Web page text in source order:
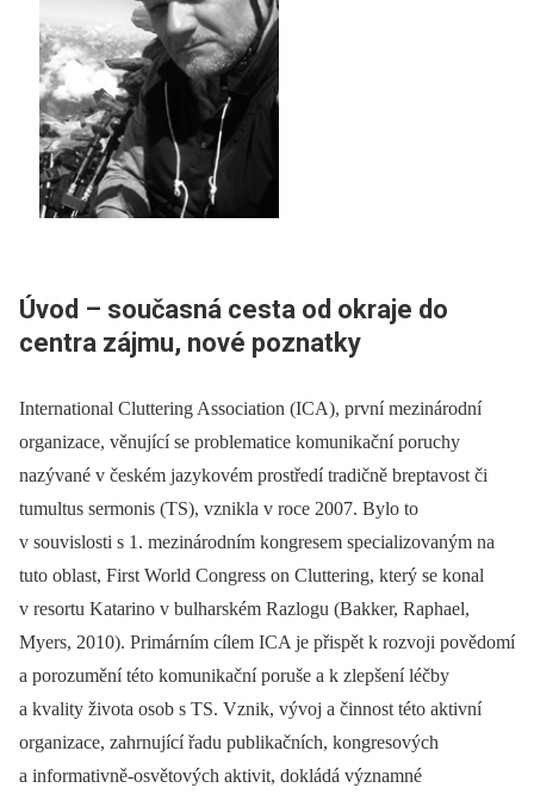
Úvod –⁠ současná cesta od okraje do
centra zájmu, nové poznatky
International Cluttering Association (ICA), první mezinárodní
organizace, věnující se problematice komunikační poruchy
nazývané v českém jazykovém prostředí tradičně breptavost či
tumultus sermonis (TS), vznikla v roce 2007. Bylo to
v souvislosti s 1. mezinárodním kongresem specializovaným na
tuto oblast, First World Congress on Cluttering, který se konal
v resortu Katarino v bulharském Razlogu (Bakker, Raphael,
Myers, 2010). Primárním cílem ICA je přispět k rozvoji povědomí
a porozumění této komunikační poruše a k zlepšení léčby
a kvality života osob s TS. Vznik, vývoj a činnost této aktivní
organizace, zahrnující řadu publikačních, kongresových
a informativně-osvětových aktivit, dokládá významné